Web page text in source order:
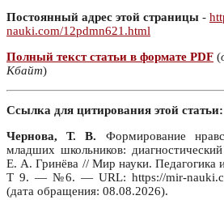
Постоянный адрес этой страницы -
nauki.com/12pdmn621.html
Полный текст статьи в формате PDF (
Кбайт)
Ссылка для цитирования этой статьи:
Чернова, Т. В. Формирование
младших школьников:
Е. А. Гринёва // Мир науки.
Т 9. — №6. — URL: https://mir-
(дата обращения: 08.08.2026).